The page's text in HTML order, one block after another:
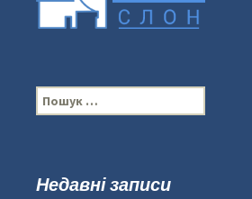
#PipIvanToday
П
о
:Недавні записи